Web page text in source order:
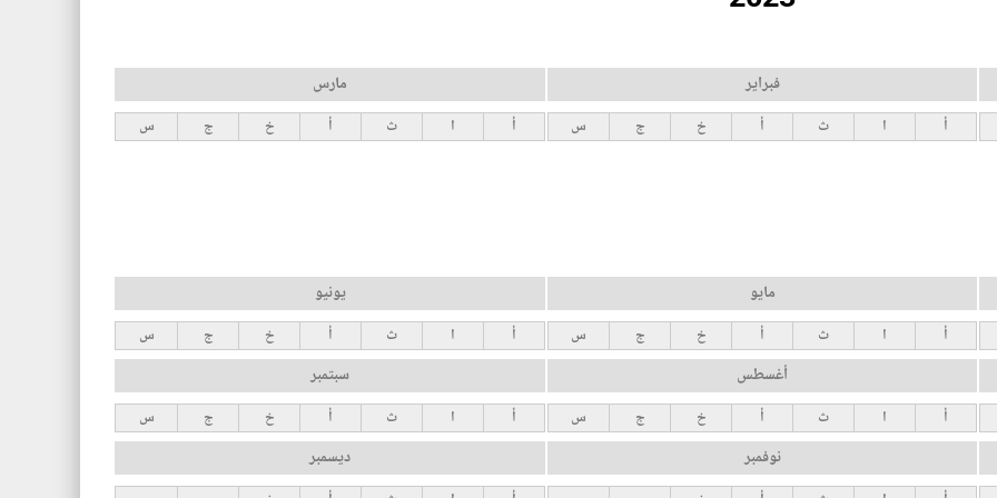
فبراير
أ ا ث أ خ ج س
مارس
أ ا ث أ خ ج س
مايو
أ ا ث أ خ ج س
يونيو
أ ا ث أ خ ج س
أغسطس
أ ا ث أ خ ج س
سبتمبر
أ ا ث أ خ ج س
نوفمبر ديسمبر